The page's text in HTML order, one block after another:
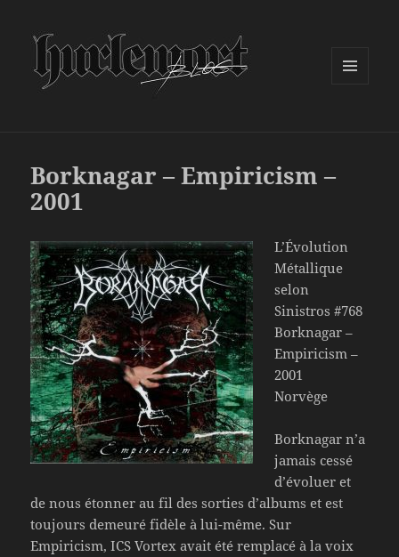
Borknagar – Empiricism –
2001
L’Évolution
Métallique
selon
Sinistros #768
Borknagar –
Empiricism –
2001
Norvège
Borknagar n’a
jamais cessé
d’évoluer et
de nous étonner au fil des sorties d’albums et est
toujours demeuré fidèle à lui-même. Sur
Empiricism, ICS Vortex avait été remplacé à la voix